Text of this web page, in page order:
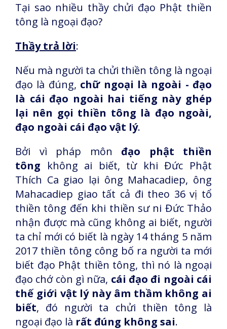
Tại sao nhiều thầy chửi đạo Phật thiền
tông là ngoại đạo?
Thầy trả lời:
Nếu mà người ta chửi thiền tông là ngoại
đạo là đúng, chữ ngoại là ngoài - đạo
là cái đạo ngoài hai tiếng này ghép
lại nên gọi thiền tông là đạo ngoài,
đạo ngoài cái đạo vật lý.
Bởi vì pháp môn đạo phật thiền
tông không ai biết, từ khi Đức Phật
Thích Ca giao lại ông Mahacadiep, ông
Mahacadiep giao tất cả đi theo 36 vị tổ
thiền tông đến khi thiền sư ni Đức Thảo
nhận được mà cũng không ai biết, người
ta chỉ mới có biết là ngày 14 tháng 5 năm
2017 thiền tông công bố ra người ta mới
biết đạo Phật thiền tông, thì nó là ngoại
đạo chớ còn gì nữa, cái đạo đi ngoài cái
thế giới vật lý này âm thầm không ai
biết, đó người ta chửi thiền tông là
ngoại đạo là rất đúng không sai.